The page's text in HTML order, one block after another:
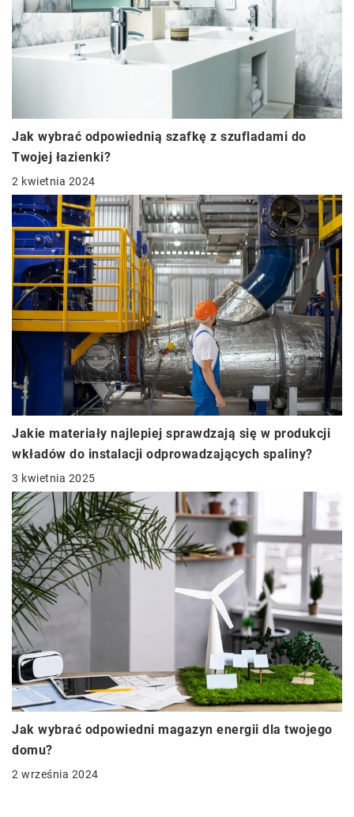
Jak wybrać odpowiednią szafkę z szufladami do
Twojej łazienki?
2 kwietnia 2024
Jakie materiały najlepiej sprawdzają się w produkcji
wkładów do instalacji odprowadzających spaliny?
3 kwietnia 2025
Jak wybrać odpowiedni magazyn energii dla twojego
domu?
2 września 2024